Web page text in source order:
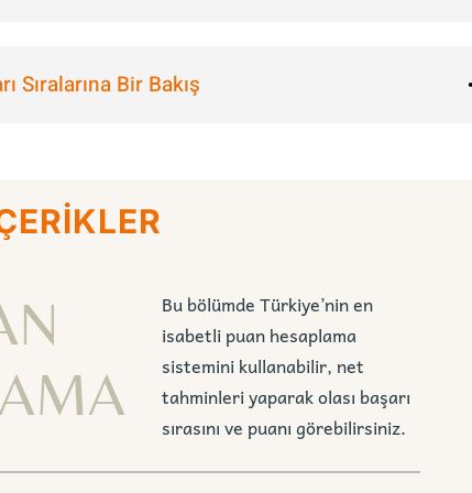
Sıralarına Bir Bakış
Bu bölümde Türkiye’nin en
isabetli puan hesaplama
sistemini kullanabilir, net
tahminleri yaparak olası başarı
sırasını ve puanı görebilirsiniz.